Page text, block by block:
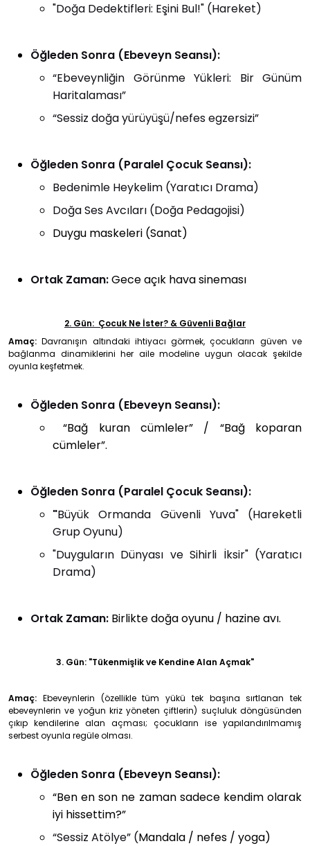
"Doğa Dedektifleri: Eşini Bul!" (Hareket)
Öğleden Sonra (Ebeveyn Seansı):
“Ebeveynliğin Görünme Yükleri: Bir Günüm
Haritalaması”
“Sessiz doğa yürüyüşü/nefes egzersizi”
Öğleden Sonra (Paralel Çocuk Seansı):
Bedenimle Heykelim (Yaratıcı Drama)
Doğa Ses Avcıları (Doğa Pedagojisi)
Duygu maskeleri (Sanat)
Ortak Zaman:Gece açık hava sineması
2. Gün: Çocuk Ne İster? & Güvenli Bağlar
Amaç: Davranışın altındaki ihtiyacı görmek, çocukların güven ve
bağlanma dinamiklerini her aile modeline uygun olacak şekilde
oyunla keşfetmek.
Öğleden Sonra (Ebeveyn Seansı):
“Bağ kuran cümleler” / “Bağ koparan
cümleler”.
Öğleden Sonra (Paralel Çocuk Seansı):
"Büyük Ormanda Güvenli Yuva" (Hareketli
Grup Oyunu)
"Duyguların Dünyası ve Sihirli İksir" (Yaratıcı
Drama)
Ortak Zaman: Birlikte doğa oyunu / hazine avı.
3. Gün: "Tükenmişlik ve Kendine Alan Açmak"
Amaç: Ebeveynlerin (özellikle tüm yükü tek başına sırtlanan tek
ebeveynlerin ve yoğun kriz yöneten çiftlerin) suçluluk döngüsünden
çıkıp kendilerine alan açması; çocukların ise yapılandırılmamış
serbest oyunla regüle olması.
Öğleden Sonra (Ebeveyn Seansı):
“Ben en son ne zaman sadece kendim olarak
iyi hissettim?”
“Sessiz Atölye” (Mandala / nefes / yoga)